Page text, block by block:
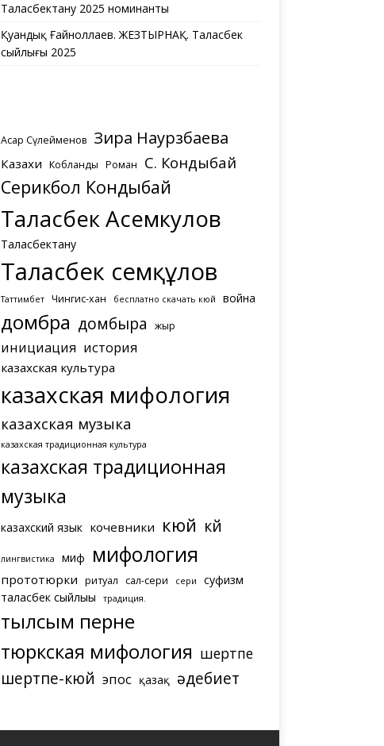
Таласбектану 2025 номинанты
Қуандық Ғайноллаев. ЖЕЗТЫРНАҚ. Таласбек
сыйлығы 2025
Асқар Сүлейменов Зира Наурзбаева
Казахи Кобланды Роман С. Кондыбай
Серикбол Кондыбай
Таласбек Асемкулов
Таласбектану
Таласбек Әсемқұлов
Таттимбет Чингис-хан бесплатно скачать кюй война
домбра домбыра жыр
инициация история
казахская культура
казахская мифология
казахская музыка
казахская традиционная культура
казахская традиционная
музыка
казахский язык кочевники кюй күй
лингвистика миф мифология
прототюрки ритуал сал-сери сери
суфизм
таласбек сыйлығы
традиция.
тылсым перне
тюркская мифология шертпе
шертпе-кюй эпос қазақ әдебиет